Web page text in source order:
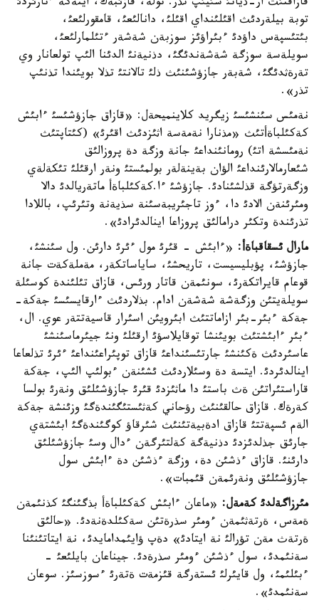
قازاقتئث ار-ذياتئ سئيئپ تذر. تولة، قازئبةك، ايتةكة ءتارئزدئ
توبة بيلةردئث اقئلئنداي اقئلئ، دانالئعئ، قامقورلئعئ،
بئتئسپةس داؤدئ ءبئراؤئز سوزبةن شةشةر ءتئلمارلئعئ،
سويلةسة سوزگة شةشةندئگئ، دذنيةنئ الدئنا الئپ تولعانار وي
تةرةثدئگئ، شةبةر جازؤشئنئث ذلئ تالانتئ تذلا بويئندا تذنئپ
تذر».
نةمئس سئنشئسئ زيگريد كلاينميحةل: «قازاق جازؤشئسئ ءابئش
كةكئلباةأتئث «مذنارا نةمةسة اثئزدئث اقئرئ» (كئتاپتئث
نةمئسشة اتئ) رومانئنداعئ جانة وزگة دة پروزالئق
شئعارمالارئنداعئ الؤان بةينةلةر بولمئستئ ونةر ارقئلئ تئكةلةي
وزگةرتؤگة قذلشئنادئ. جازؤشئ ءا.كةكئلباةأ ماتةريالدئ دالا
ومئرئنةن الادئ دا، ءوز تاجئريبةسئنة سذيةنة وتئرئپ، باللادا
تذرئندة وتكئر درامالئق پروزاعا اينالدئرادئ».
مارال ئسقاقباةأ: «ءابئش - قئرئ مول ءئرئ دارئن. ول سئنشئ،
جازؤشئ، پؤبليسيست، تاريحشئ، ساياساتكةر، مةملةكةت جانة
قوعام قايراتكةرئ، سونئمةن قاتار ورئس، قازاق تئلئندة كوسئلة
سويلةيتئن وزگةشة شةشةن ادام. بذلاردئث ءارقايسئسئ جةكة-
جةكة ءبئر-بئر ازاماتتئث ابئرويئن اسئرار قاسيةتتةر عوي. ال،
ءبئر ءابئشتئث بويئنشا توقايلاسؤئ ارقئلئ ونئ جيئرماسئنشئ
عاسئردئث ةكئنشئ جارتئسئنداعئ قازاق توپئراعئنداعئ ءئرئ تذلعاعا
اينالدئردئ. ايتسة دة وسئلاردئث ئشئنةن ءبولئپ الئپ، جةكة
قاراستئراتئن ةث باستئ دا ماثئزدئ قئرئ جازؤشئلئق ونةرئ بولسا
كةرةك. قازاق حالقئنئث رؤحاني كةثئستئگئندةگئ وزئنشة جةكة
الةم ئسپةتتئ قازاق ادةبيةتئنئث شئرقاؤ كوگئندةگئ ابئشتةي
جارئق جذلدئزدئ دذنيةگة كةلتئرگةن ءدال وسئ جازؤشئلئق
دارئنئ. قازاق ءذشئن دة، وزگة ءذشئن دة ءابئش سول
جازؤشئلئق ونةرئمةن قئمبات».
مئرزاگةلدئ كةمةل: «ماعان ءابئش كةكئلباةأ بذگئنگئ كذنئمةن
ةمةس، ةرتةثئمةن ءومئر سذرةتئن سةكئلدةنةدئ. «حالئق
ةرتةث مةن تؤرالئ نة ايتادئ» دةپ ؤايئمدامايدئ، نة ايتاتئنئنا
سةنئمدئ، سول ءذشئن ءومئر سذرةدئ. جيناعان بايلئعئ -
ءبئلئمئ، ول قايئرلئ ئستةرگة قئزمةت ةتةرئ ءسوزسئز. سوعان
سةنئمدئ».